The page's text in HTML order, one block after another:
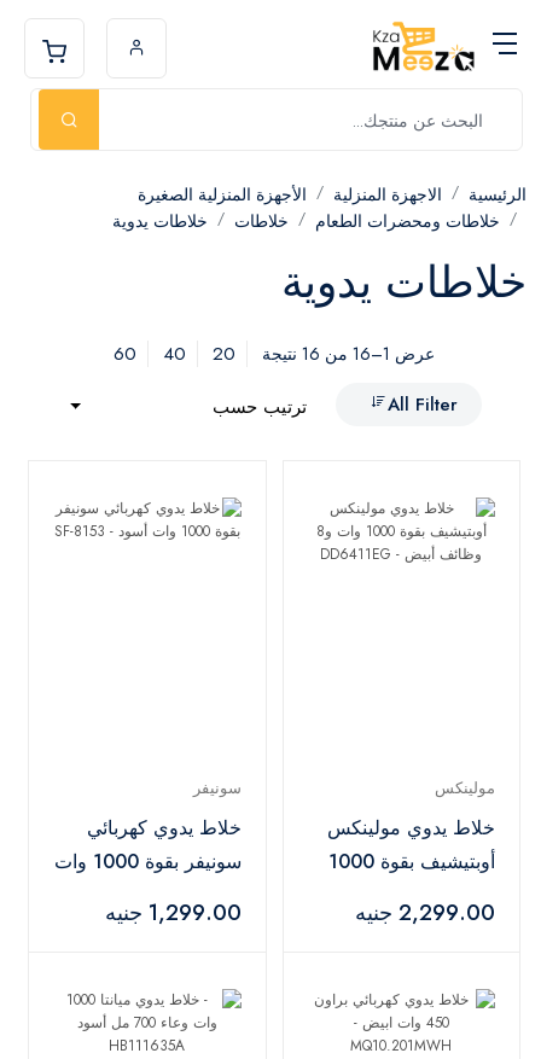
الرئيسية الاجهزة المنزلية
الأجهزة المنزلية الصغيرة
خلاطات ومحضرات الطعام
خلاطات خلاطات يدوية
خلاطات يدوية
عرض 1–16 من 16 نتيجة 20
40
60
All Filter
ترتيب حسب
مولينكس
خلاط يدوي مولينكس
أوبتيشيف بقوة 1000
DD6411EG
2,299.00 جنيه
سونيفر
خلاط يدوي كهربائي
سونيفر بقوة 1000 وات
1,299.00 جنيه